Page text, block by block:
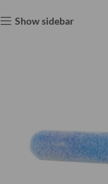
Show sidebar